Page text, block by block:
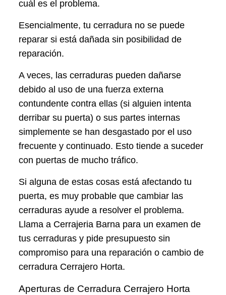
cuál es el problema.
Esencialmente, tu cerradura no se puede
reparar si está dañada sin posibilidad de
reparación.
A veces, las cerraduras pueden dañarse
debido al uso de una fuerza externa
contundente contra ellas (si alguien intenta
derribar su puerta) o sus partes internas
simplemente se han desgastado por el uso
frecuente y continuado. Esto tiende a suceder
con puertas de mucho tráfico.
Si alguna de estas cosas está afectando tu
puerta, es muy probable que cambiar las
cerraduras ayude a resolver el problema.
Llama a Cerrajeria Barna para un examen de
tus cerraduras y pide presupuesto sin
compromiso para una reparación o cambio de
cerradura Cerrajero Horta.
Aperturas de Cerradura Cerrajero Horta